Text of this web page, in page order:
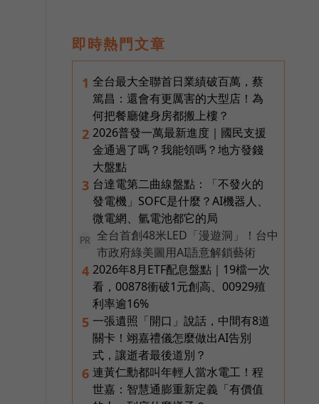
即時熱門文章
1 全台最大全聯首日業績破百萬，蔡
篤昌：還會有更厲害的大型店！為
何把餐廳健身房都搬上樓？
2 2026普發一萬最新進度｜國民支援
金通過了嗎？我能領嗎？地方發錢
大盤點
3 台達電第二曲線盤點：「不發火的
發電機」SOFC是什麼？AI機器人、
微電網、氫電池都它的局
PR
全台首創48米LED「漫遊洞」！台中
市政府綠美圖用AI語意解鎖藝術
4 2026年8月ETF配息盤點｜19檔一次
看，00878衝破1元創高、00929殖
利率逾16%
5 一張遺照「開口」說話，中間有8道
關卡！翊嘉禮儀怎麼做出AI告別
式，讓逝者最後道別？
6 連黃仁勳都叫年輕人當水電工！程
世嘉：智慧通膨重新定義「有價值